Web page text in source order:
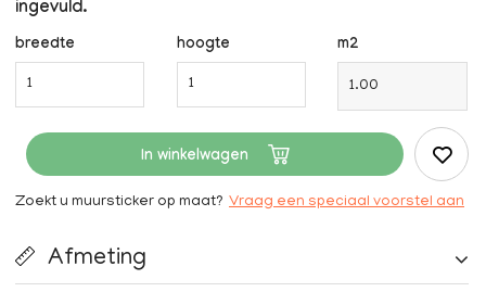
ingevuld.
breedte hoogte m2
In winkelwagen
Zoekt u muursticker op maat? Vraag een speciaal voorstel aan
Afmeting